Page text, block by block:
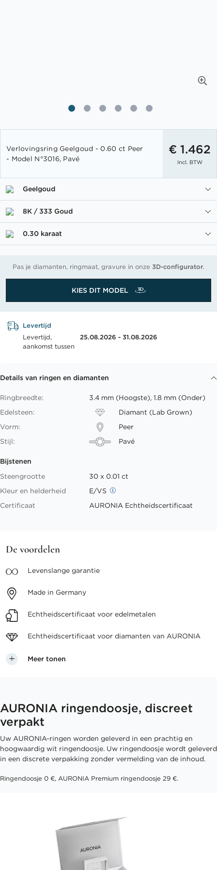
het
begin
de
afbeeldingen-
Verlovingsring Geelgoud - 0.60 ct Peer
- Model N°3016, Pavé
€ 1.462
Incl. BTW
Geelgoud
8K / 333 Goud
0.30 karaat
Pas je diamanten, ringmaat, gravure in onze 3D-configurator.
KIES DIT MODEL
Levertijd
Levertijd,
aankomst tussen
25.08.2026 - 31.08.2026
Details van ringen en diamanten
Ringbreedte:
3.4 mm (Hoogste), 1.8 mm (Onder)
Edelsteen:
Diamant (Lab Grown)
Vorm:
Peer
Stijl:
Pavé
Bijstenen
Steengrootte
30 x 0.01 ct
Kleur en helderheid
E/VS
Certificaat
AURONIA Echtheidscertificaat
De voordelen
Levenslange garantie
Made in Germany
Echtheidscertificaat voor edelmetalen
Echtheidscertificaat voor diamanten van AURONIA
Meer tonen
AURONIA ringendoosje, discreet
verpakt
Uw AURONIA-ringen worden geleverd in een prachtig en
hoogwaardig wit ringendoosje. Uw ringendoosje wordt geleverd
in een discrete verpakking zonder vermelding van de inhoud.
Ringendoosje 0 €, AURONIA Premium ringendoosje 29 €.